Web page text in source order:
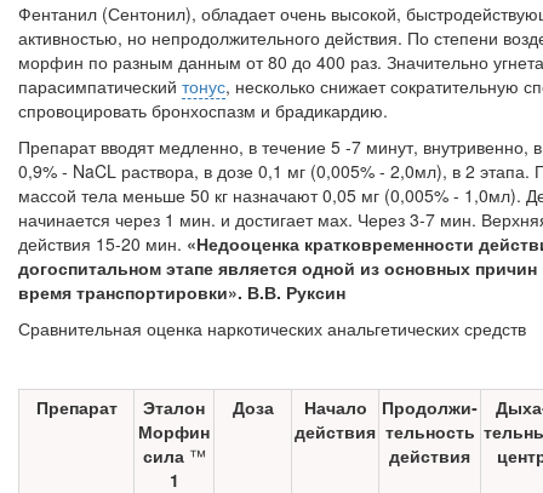
Фентанил (Сентонил), обладает очень высокой,
активностью, но непродолжительного действия. По сте­пени
морфин по разным данным от 80 до 400 раз. Значительно
парасимпатический тонус, несколько снижает сократительную
спровоци­ровать бронхоспазм и брадикардию.
Препарат вводят медленно, в течение 5 -7 минут, внутривенно,
0,9% - NaCL раствора, в дозе 0,1 мг (0,005% - 2,0мл), в 2
массой тела меньше 50 кг назначают 0,05 мг (0,005% - 1,0мл).
начинается че­рез 1 мин. и достигает мах. Через 3-7 мин.
действия 15-20 мин. «Недооценка кратковременности
догоспитальном этапе является одной из основных
время транспортировки». В.В. Руксин
Сравнительная оценка наркотических анальгетических средств
Препарат
Эталон
Морфин
сила ™
1
Доза
Начало
действия
Продолжи­
тельность
действия